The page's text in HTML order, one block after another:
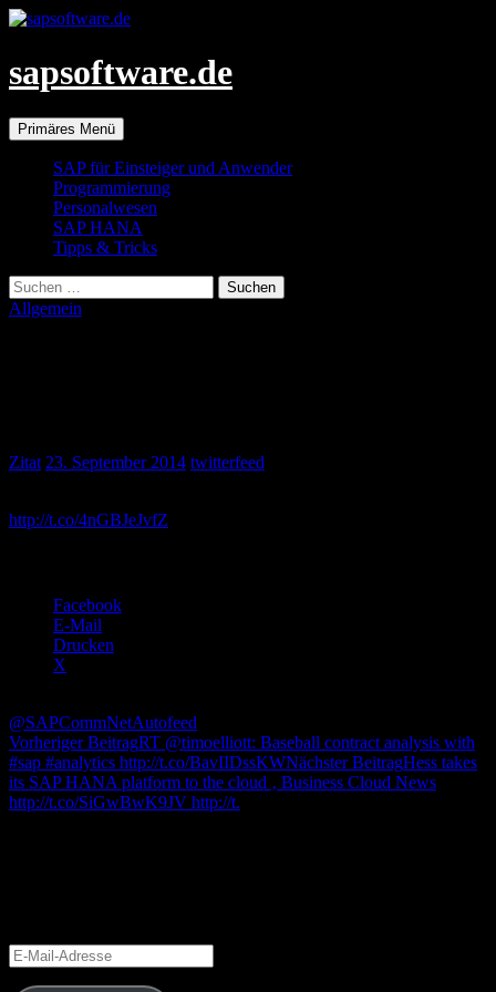
Zum
sapsoftware.de
Suchen
Primäres Menü
SAP für Einsteiger und Anwender
Programmierung
Personalwesen
SAP HANA
Tipps & Tricks
Suchen
nach:
Allgemein
Zitat 23. September 2014 twitterfeed
http://t.co/4nGBJeJvfZ
Facebook
E-Mail
Drucken
X
@SAPCommNetAutofeed
Beitragsnavigation
Vorheriger BeitragRT @timoelliott: Baseball contract analysis with
#sap #analytics http://t.co/BavIIDssKWNächster BeitragHess takes
its SAP HANA platform to the cloud ‚ Business Cloud News
http://t.co/SiGwBwK9JV http://t.
E-
Mail-